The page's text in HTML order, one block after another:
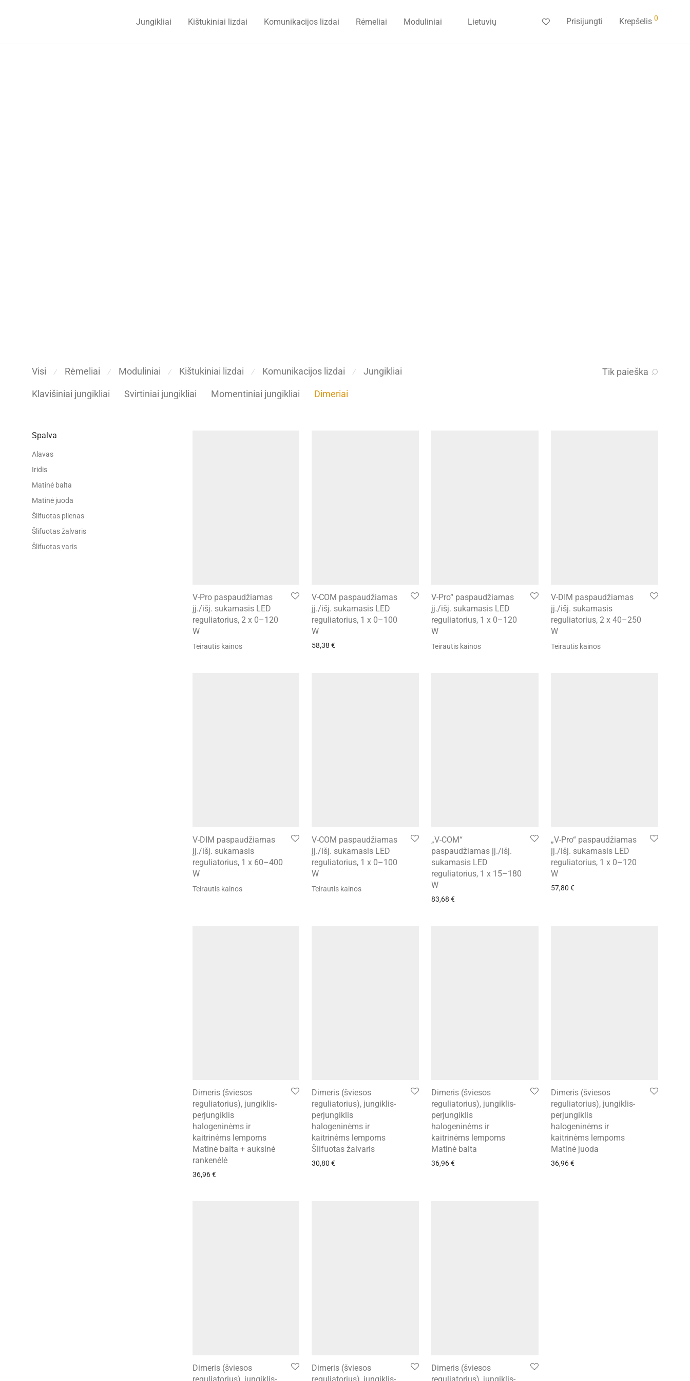
Jungikliai Kištukiniai lizdai Komunikacijos lizdai Rėmeliai Moduliniai Lietuvių Prisijungti Krepšelis 0
Tik paieška
Visi ⁄ Rėmeliai ⁄ Moduliniai ⁄ Kištukiniai lizdai ⁄ Komunikacijos lizdai ⁄ Jungikliai
Klavišiniai jungikliai Svirtiniai jungikliai Momentiniai jungikliai Dimeriai
Spalva
Alavas
Iridis
Matinė balta
Matinė juoda
Šlifuotas plienas
Šlifuotas žalvaris
Šlifuotas varis
V-Pro paspaudžiamas
įj./išj. sukamasis LED
reguliatorius, 2 x 0–120
W
Teirautis kainos
V-COM paspaudžiamas
įj./išj. sukamasis LED
reguliatorius, 1 x 0–100
W
58,38€
V-Pro“ paspaudžiamas
įj./išj. sukamasis LED
reguliatorius, 1 x 0–120
W
Teirautis kainos
V-DIM paspaudžiamas
įj./išj. sukamasis
reguliatorius, 2 x 40–250
W
Teirautis kainos
V-DIM paspaudžiamas
įj./išj. sukamasis
reguliatorius, 1 x 60–400
W
Teirautis kainos
V-COM paspaudžiamas
įj./išj. sukamasis LED
reguliatorius, 1 x 0–100
W
Teirautis kainos
„V-COM“
paspaudžiamas įj./išj.
sukamasis LED
reguliatorius, 1 x 15–180
W
83,68€
„V-Pro“ paspaudžiamas
įj./išj. sukamasis LED
reguliatorius, 1 x 0–120
W
57,80€
Dimeris (šviesos
reguliatorius), jungiklis-
perjungiklis
halogeninėms ir
kaitrinėms lempoms
Matinė balta + auksinė
rankenėlė
36,96€
Dimeris (šviesos
reguliatorius), jungiklis-
perjungiklis
halogeninėms ir
kaitrinėms lempoms
Šlifuotas žalvaris
30,80€
Dimeris (šviesos
reguliatorius), jungiklis-
perjungiklis
halogeninėms ir
kaitrinėms lempoms
Matinė balta
36,96€
Dimeris (šviesos
reguliatorius), jungiklis-
perjungiklis
halogeninėms ir
kaitrinėms lempoms
Matinė juoda
36,96€
Dimeris (šviesos
reguliatorius), jungiklis-
Dimeris (šviesos
reguliatorius), jungiklis-
Dimeris (šviesos
reguliatorius), jungiklis-